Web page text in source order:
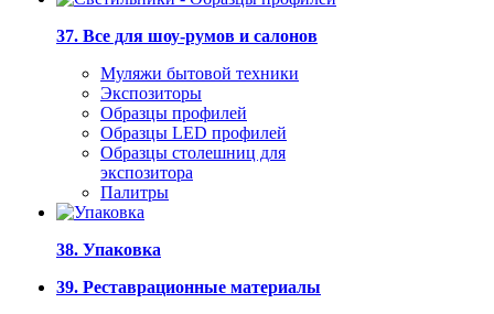
37. Все для шоу-румов и салонов
Муляжи бытовой техники
Экспозиторы
Образцы профилей
Образцы LED профилей
Образцы столешниц для
экспозитора
Палитры
38. Упаковка
39. Реставрационные материалы